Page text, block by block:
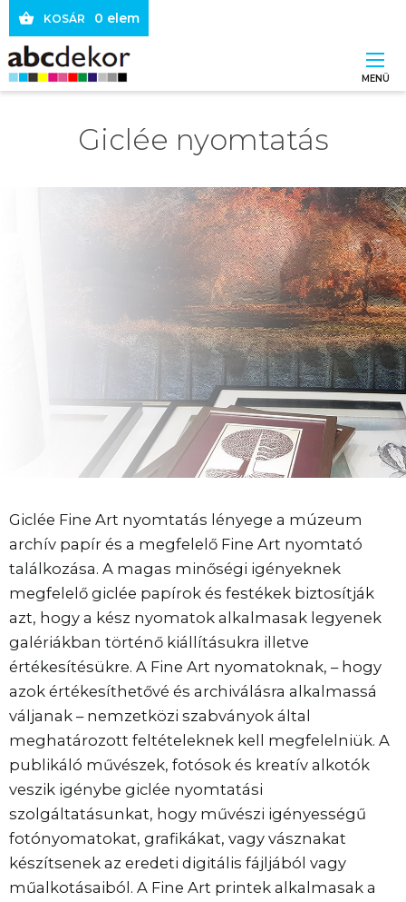
Ugrás
tartalomra
KOSÁR 0 elem
navigation
MENÜ
Giclée nyomtatás
Giclée Fine Art nyomtatás lényege a múzeum
archív papír és a megfelelő Fine Art nyomtató
találkozása. A magas minőségi igényeknek
megfelelő giclée papírok és festékek biztosítják
azt, hogy a kész nyomatok alkalmasak legyenek
galériákban történő kiállításukra illetve
értékesítésükre. A Fine Art nyomatoknak, – hogy
azok értékesíthetővé és archiválásra alkalmassá
váljanak – nemzetközi szabványok által
meghatározott feltételeknek kell megfelelniük. A
publikáló művészek, fotósok és kreatív alkotók
veszik igénybe giclée nyomtatási
szolgáltatásunkat, hogy művészi igényességű
fotónyomatokat, grafikákat, vagy vásznakat
készítsenek az eredeti digitális fájljából vagy
műalkotásaiból. A Fine Art printek alkalmasak a